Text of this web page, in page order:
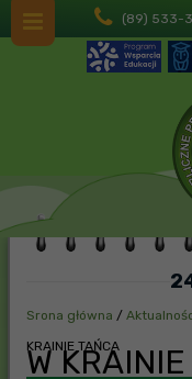
(89) 533-
Srona główna /
KRAINIE TAŃCA
W